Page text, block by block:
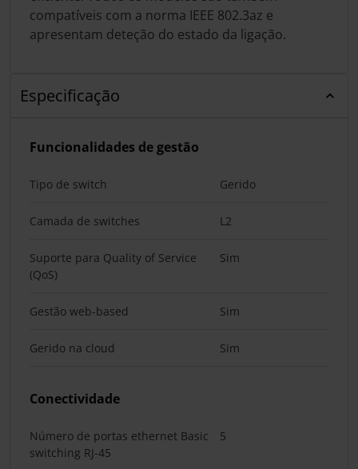
compatíveis com a norma IEEE 802.3az e
apresentam deteção do estado da ligação.
Especificação
Funcionalidades de gestão
Tipo de switch Gerido
Camada de switches L2
Suporte para Quality of Service
(QoS)
Sim
Gestão web-based Sim
Gerido na cloud Sim
Conectividade
Número de portas ethernet Basic
switching RJ-45
5